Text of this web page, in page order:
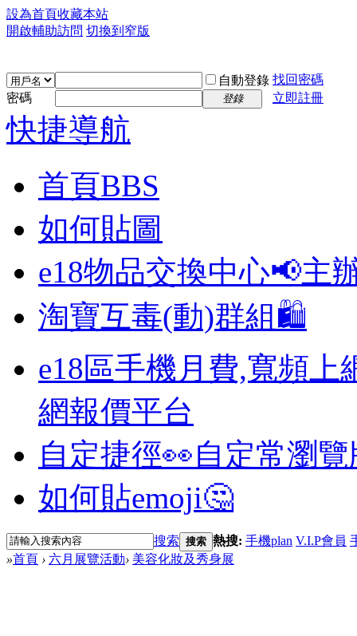
設為首頁收藏本站
開啟輔助訪問 切換到窄版
自動登錄 找回密碼
密碼
登錄 立即註冊
快捷導航
首頁BBS
如何貼圖
e18物品交換中心📢主
淘寶互毒(動)群組🛍️
e18區手機月費,寬頻上
網報價平台
自定捷徑👀自定常瀏
如何貼emoji🤔
搜索 搜索 熱搜: 手機plan V.I.P會員
»首頁 › 六月展覽活動› 美容化妝及秀身展